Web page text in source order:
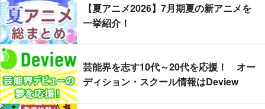
【夏アニメ2026】7月期夏の新アニメを
一挙紹介！
芸能界を志す10代～20代を応援！ オー
ディション・スクール情報はDeview